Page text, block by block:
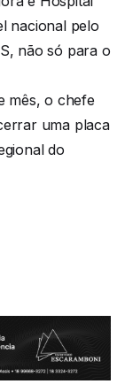
nacional pelo
não só para o
mês, o chefe
uma placa
do